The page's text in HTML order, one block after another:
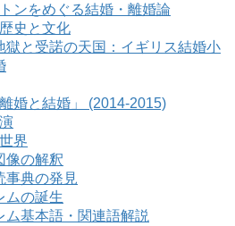
ンをめぐる結婚・離婚論
史と文化
獄と受諾の天国：イギリス結婚小
婚と結婚」 (2014-2015)
界
像の解釈
事典の発見
ムの誕生
ム基本語・関連語解説